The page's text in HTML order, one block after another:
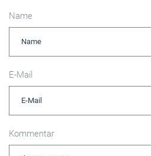
Name
E-Mail
Kommentar